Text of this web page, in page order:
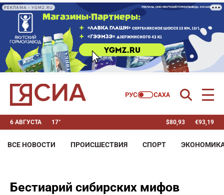
РЕКЛАМА • YGMZ.RU
6 АВГУСТА 17° $80,93 €93,19
ВСЕ НОВОСТИ ПРОИСШЕСТВИЯ СПОРТ
Бестиарий сибирских мифов